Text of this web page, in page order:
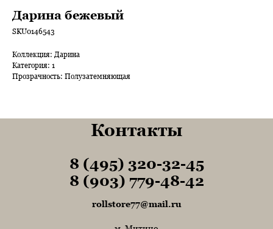
Дарина бежевый
SKU0146543
Коллекция: Дарина
Категория: 1
Прозрачность: Полузатемняющая
Контакты
rollstore77@mail.ru
8 (495) 320-32-45
8 (903) 779-48-42
Tel1
Tel1